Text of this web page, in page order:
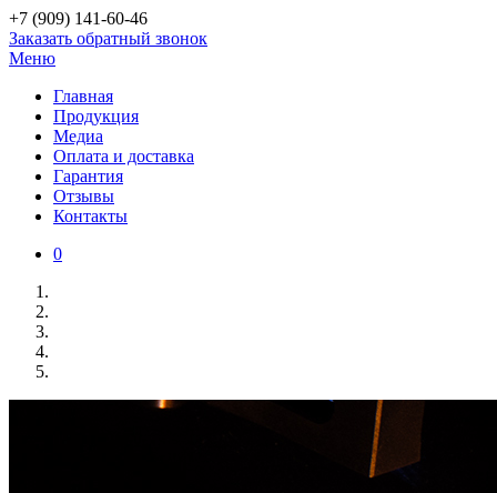
+7 (909) 141-60-46
Заказать обратный звонок
Меню
Главная
Продукция
Медиа
Оплата и доставка
Гарантия
Отзывы
Контакты
0